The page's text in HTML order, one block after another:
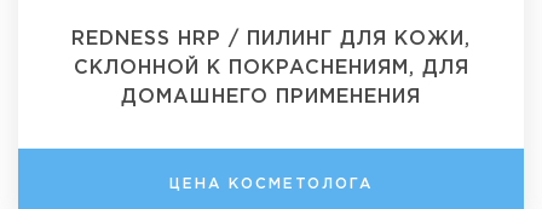
REDNESS HRP / ПИЛИНГ ДЛЯ КОЖИ,
СКЛОННОЙ К ПОКРАСНЕНИЯМ, ДЛЯ
ДОМАШНЕГО ПРИМЕНЕНИЯ
ЦЕНА КОСМЕТОЛОГА